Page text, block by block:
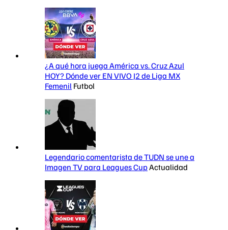
¿A qué hora juega América vs. Cruz Azul
HOY? Dónde ver EN VIVO J2 de Liga MX
Femenil Futbol
Legendario comentarista de TUDN se une a
Imagen TV para Leagues CupActualidad